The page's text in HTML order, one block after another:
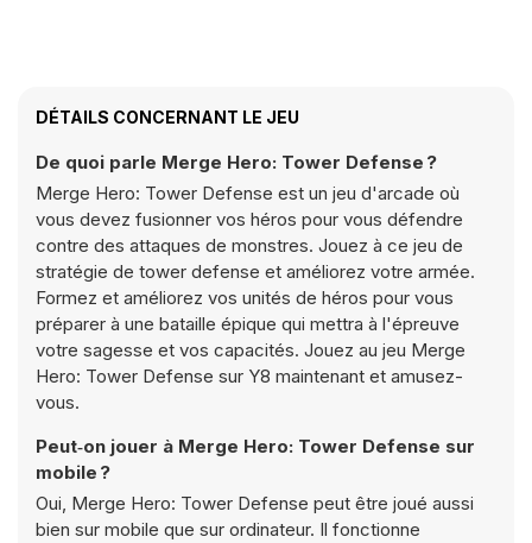
DÉTAILS CONCERNANT LE JEU
De quoi parle Merge Hero: Tower Defense ?
Merge Hero: Tower Defense est un jeu d'arcade où
vous devez fusionner vos héros pour vous défendre
contre des attaques de monstres. Jouez à ce jeu de
stratégie de tower defense et améliorez votre armée.
Formez et améliorez vos unités de héros pour vous
préparer à une bataille épique qui mettra à l'épreuve
votre sagesse et vos capacités. Jouez au jeu Merge
Hero: Tower Defense sur Y8 maintenant et amusez-
vous.
Peut‑on jouer à Merge Hero: Tower Defense sur
mobile ?
Oui, Merge Hero: Tower Defense peut être joué aussi
bien sur mobile que sur ordinateur. Il fonctionne